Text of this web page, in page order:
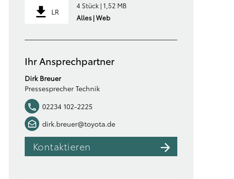
LR
4 Stück | 1,52 MB
Alles | Web
Ihr Ansprechpartner
Dirk Breuer
Pressesprecher Technik
02234 102-2225
dirk.breuer@toyota.de
Kontaktieren